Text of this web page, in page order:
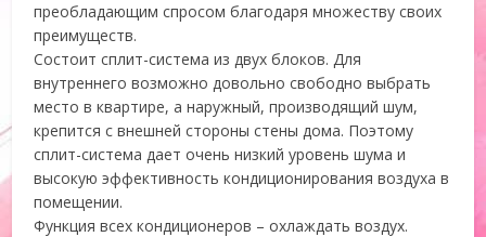
преобладающим спросом благодаря множеству своих
преимуществ.
Состоит сплит-система из двух блоков. Для
внутреннего возможно довольно свободно выбрать
место в квартире, а наружный, производящий шум,
крепится с внешней стороны стены дома. Поэтому
сплит-система дает очень низкий уровень шума и
высокую эффективность кондиционирования воздуха в
помещении.
Функция всех кондиционеров – охлаждать воздух.